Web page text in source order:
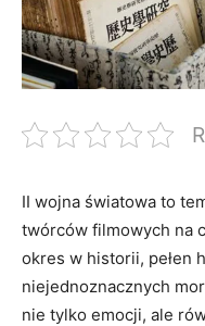
II wojna światowa to
twórców filmowych na
okres w historii, pełen
niejednoznacznych
nie tylko emocji, ale